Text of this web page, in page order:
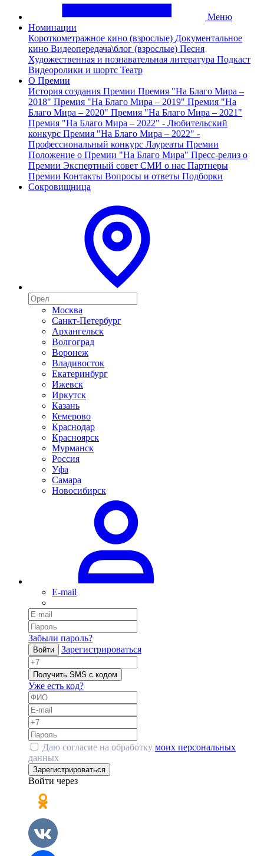
Меню
Номинации
Короткометражное кино (взрослые) Документальное
кино Видеопередача\блог (взрослые) Песня
Художественная и познавательная литература Подкаст
Видеоролики и шортс Театр
О Премии
История создания Премии Премия "На Благо Мира –
2018" Премия "На Благо Мира – 2019" Премия "На
Благо Мира – 2020" Премия "На Благо Мира – 2021"
Премия "На Благо Мира – 2022" - Любительский
конкурс Премия "На Благо Мира – 2022" -
Профессиональный конкурс Лауреаты Премии
Положение о Премии "На Благо Мира" Пресс-релиз о
Премии Экспертный совет СМИ о нас Партнеры
Премии Контакты Вопросы и ответы Подборки
Сокровищница
Москва
Санкт-Петербург
Архангельск
Волгоград
Воронеж
Владивосток
Екатеринбург
Ижевск
Иркутск
Казань
Кемерово
Краснодар
Красноярск
Мурманск
Россия
Уфа
Самара
Новосибирск
E-mail
Забыли пароль?
Войти Зарегистрироваться
Получить SMS с кодом
Уже есть код?
Даю согласие на обработку моих персональных
данных
Зарегистрироваться
Войти через